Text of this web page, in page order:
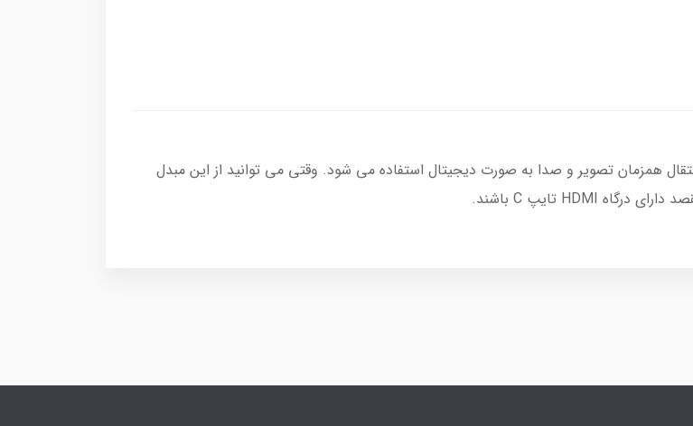
همزمان تصویر و صدا به صورت دیجیتال استفاده می شود. وقتی می توانید از این مبدل